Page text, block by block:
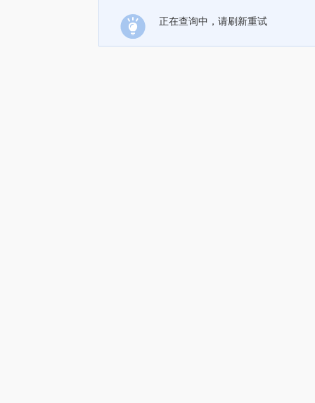
正在查询中，请刷新重试